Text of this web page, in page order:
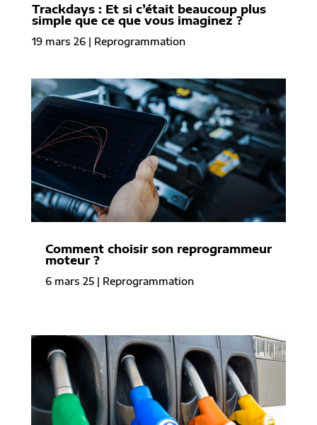
Trackdays : Et si c’était beaucoup plus
simple que ce que vous imaginez ?
19 mars 26| Reprogrammation
Comment choisir son reprogrammeur
moteur ?
6 mars 25| Reprogrammation